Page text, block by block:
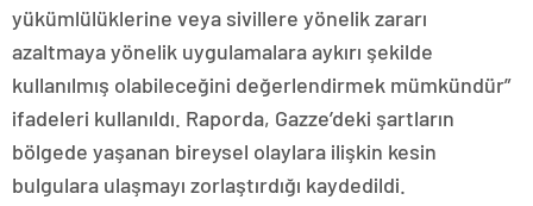
yükümlülüklerine veya sivillere yönelik zararı
azaltmaya yönelik uygulamalara aykırı şekilde
kullanılmış olabileceğini değerlendirmek mümkündür”
ifadeleri kullanıldı. Raporda, Gazze’deki şartların
bölgede yaşanan bireysel olaylara ilişkin kesin
bulgulara ulaşmayı zorlaştırdığı kaydedildi.